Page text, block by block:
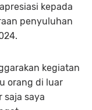
kepada
penyuluhan
kegiatan
orang di luar
saja saya